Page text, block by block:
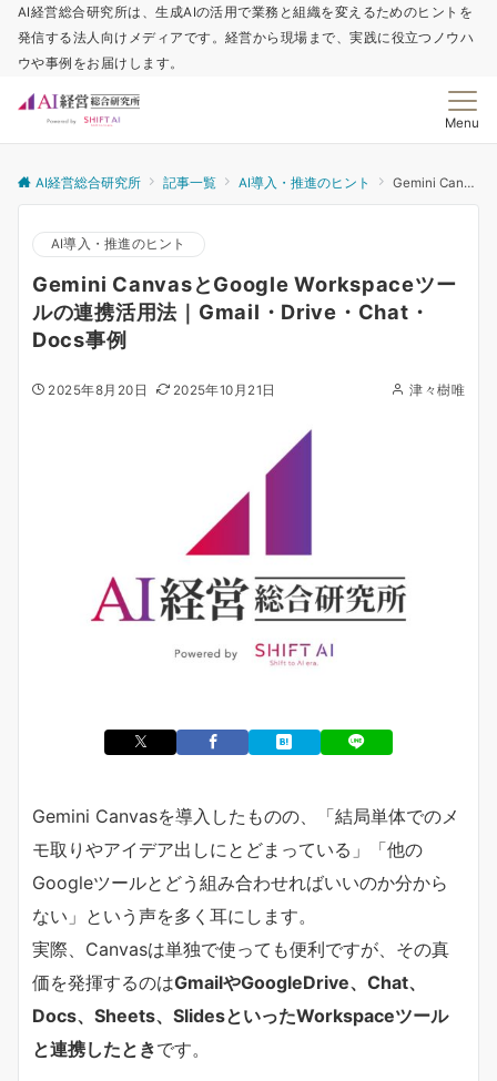
AI経営総合研究所は、生成AIの活用で業務と組織を変えるためのヒントを
発信する法人向けメディアです。経営から現場まで、実践に役立つノウハ
ウや事例をお届けします。
Menu
AI経営総合研究所 記事一覧 AI導入・推進のヒント Gemini CanvasとGoogle Workspaceツールの連携活用法｜Gmail・Drive・Chat・Docs事例
AI導入・推進のヒント
Gemini CanvasとGoogle Workspaceツー
ルの連携活用法｜Gmail・Drive・Chat・
Docs事例
2025年8月20日 2025年10月21日 津々樹唯
Gemini Canvasを導入したものの、「結局単体でのメ
モ取りやアイデア出しにとどまっている」「他の
Googleツールとどう組み合わせればいいのか分から
ない」という声を多く耳にします。
実際、Canvasは単独で使っても便利ですが、その真
価を発揮するのはGmailやGoogleDrive、Chat、
Docs、Sheets、SlidesといったWorkspaceツール
と連携したときです。